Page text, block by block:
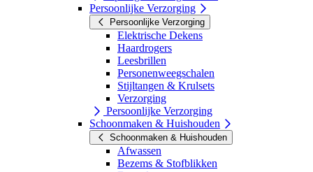
Persoonlijke Verzorging
Persoonlijke Verzorging
Elektrische Dekens
Haardrogers
Leesbrillen
Personenweegschalen
Stijltangen & Krulsets
Verzorging
Persoonlijke Verzorging
Schoonmaken & Huishouden
Schoonmaken & Huishouden
Afwassen
Bezems & Stofblikken